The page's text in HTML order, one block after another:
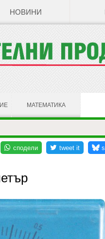
НОВИНИ
МАТЕМАТИКА